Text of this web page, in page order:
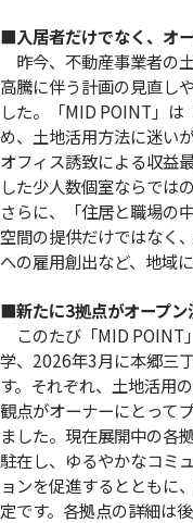
■入居者だけでなく、オ
昨今、不動産事業者の
高騰に伴う計画の見直し
した。「MID POINT」は
め、土地活用方法に迷い
オフィス誘致による収益
した少人数個室ならでは
さらに、「住居と職場の
空間の提供だけではなく
への雇用創出など、地域
■新たに3拠点がオープン
このたび「MID POINT
学、2026年3月に本郷三
す。それぞれ、土地活用
観点がオーナーにとって
ました。現在展開中の各
駐在し、ゆるやかなコミ
ョンを促進するとともに
定です。各拠点の詳細は